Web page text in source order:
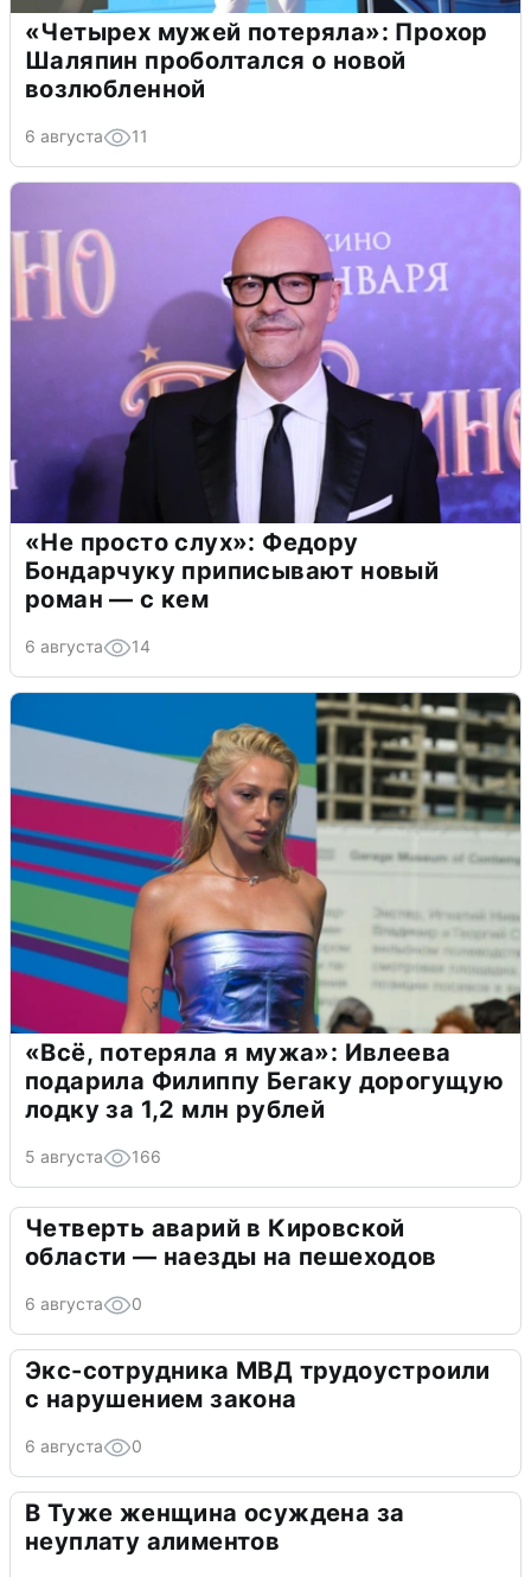
«Четырех мужей потеряла»: Прохор
Шаляпин проболтался о новой
возлюбленной
6 августа 11
«Не просто слух»: Федору
Бондарчуку приписывают новый
роман — с кем
6 августа 14
«Всё, потеряла я мужа»: Ивлеева
подарила Филиппу Бегаку дорогущую
лодку за 1,2 млн рублей
5 августа 166
Четверть аварий в Кировской
области — наезды на пешеходов
6 августа 0
Экс-сотрудника МВД трудоустроили
с нарушением закона
6 августа 0
В Туже женщина осуждена за
неуплату алиментов